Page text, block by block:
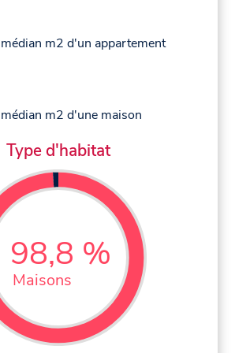
m2 d'un appartement
m2 d'une maison
Type d'habitat
98,8 %
Maisons